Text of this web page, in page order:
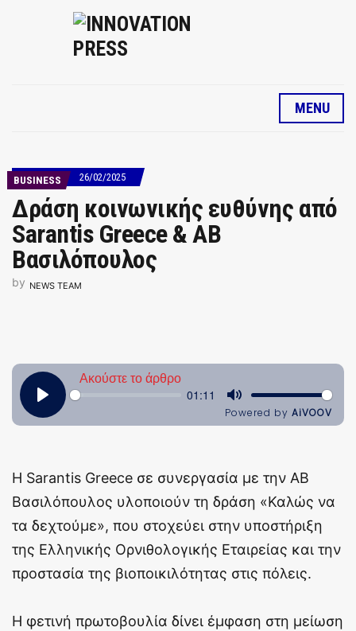
MENU
BUSINESS 26/02/2025
Δράση κοινωνικής ευθύνης από
Sarantis Greece & ΑΒ
Βασιλόπουλος
by NEWS TEAM
Η Sarantis Greece σε συνεργασία με την ΑΒ
Βασιλόπουλος υλοποιούν τη δράση «Καλώς να
τα δεχτούμε», που στοχεύει στην υποστήριξη
της Ελληνικής Ορνιθολογικής Εταιρείας και την
προστασία της βιοποικιλότητας στις πόλεις.
Η φετινή πρωτοβουλία δίνει έμφαση στη μείωση